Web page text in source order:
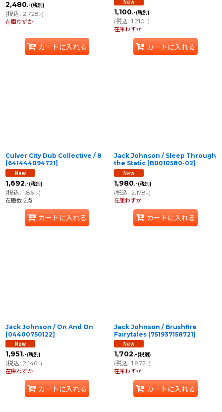
2,480.-(税別)
(税込: 2,728.-)
在庫わずか
カートに入れる
1,100.-(税別)
(税込: 1,210.-)
在庫わずか
カートに入れる
Culver City Dub Collective / 8
[641444094721]
1,692.-(税別)
(税込: 1,861.-)
在庫数 2点
カートに入れる
Jack Johnson / Sleep Through
the Static [B0010580-02]
1,980.-(税別)
(税込: 2,178.-)
在庫わずか
カートに入れる
Jack Johnson / On And On
[04400750122]
1,951.-(税別)
(税込: 2,146.-)
在庫わずか
カートに入れる
Jack Johnson / Brushfire
Fairytales [751937158721]
1,702.-(税別)
(税込: 1,872.-)
在庫わずか
カートに入れる